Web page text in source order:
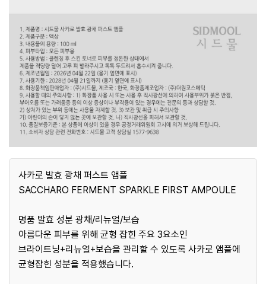
사카로 발효 광채 퍼스트 앰플
SACCHARO FERMENT SPARKLE FIRST AMPOULE
명품 발효 성분 광채/리뉴얼/보습
아름다운 피부를 위해 균형 잡힌 주요 3요소인
브라이트닝+리뉴얼+보습을 관리할 수 있도록 사카로 앰플에
균형잡힌 성분을 적용했습니다.